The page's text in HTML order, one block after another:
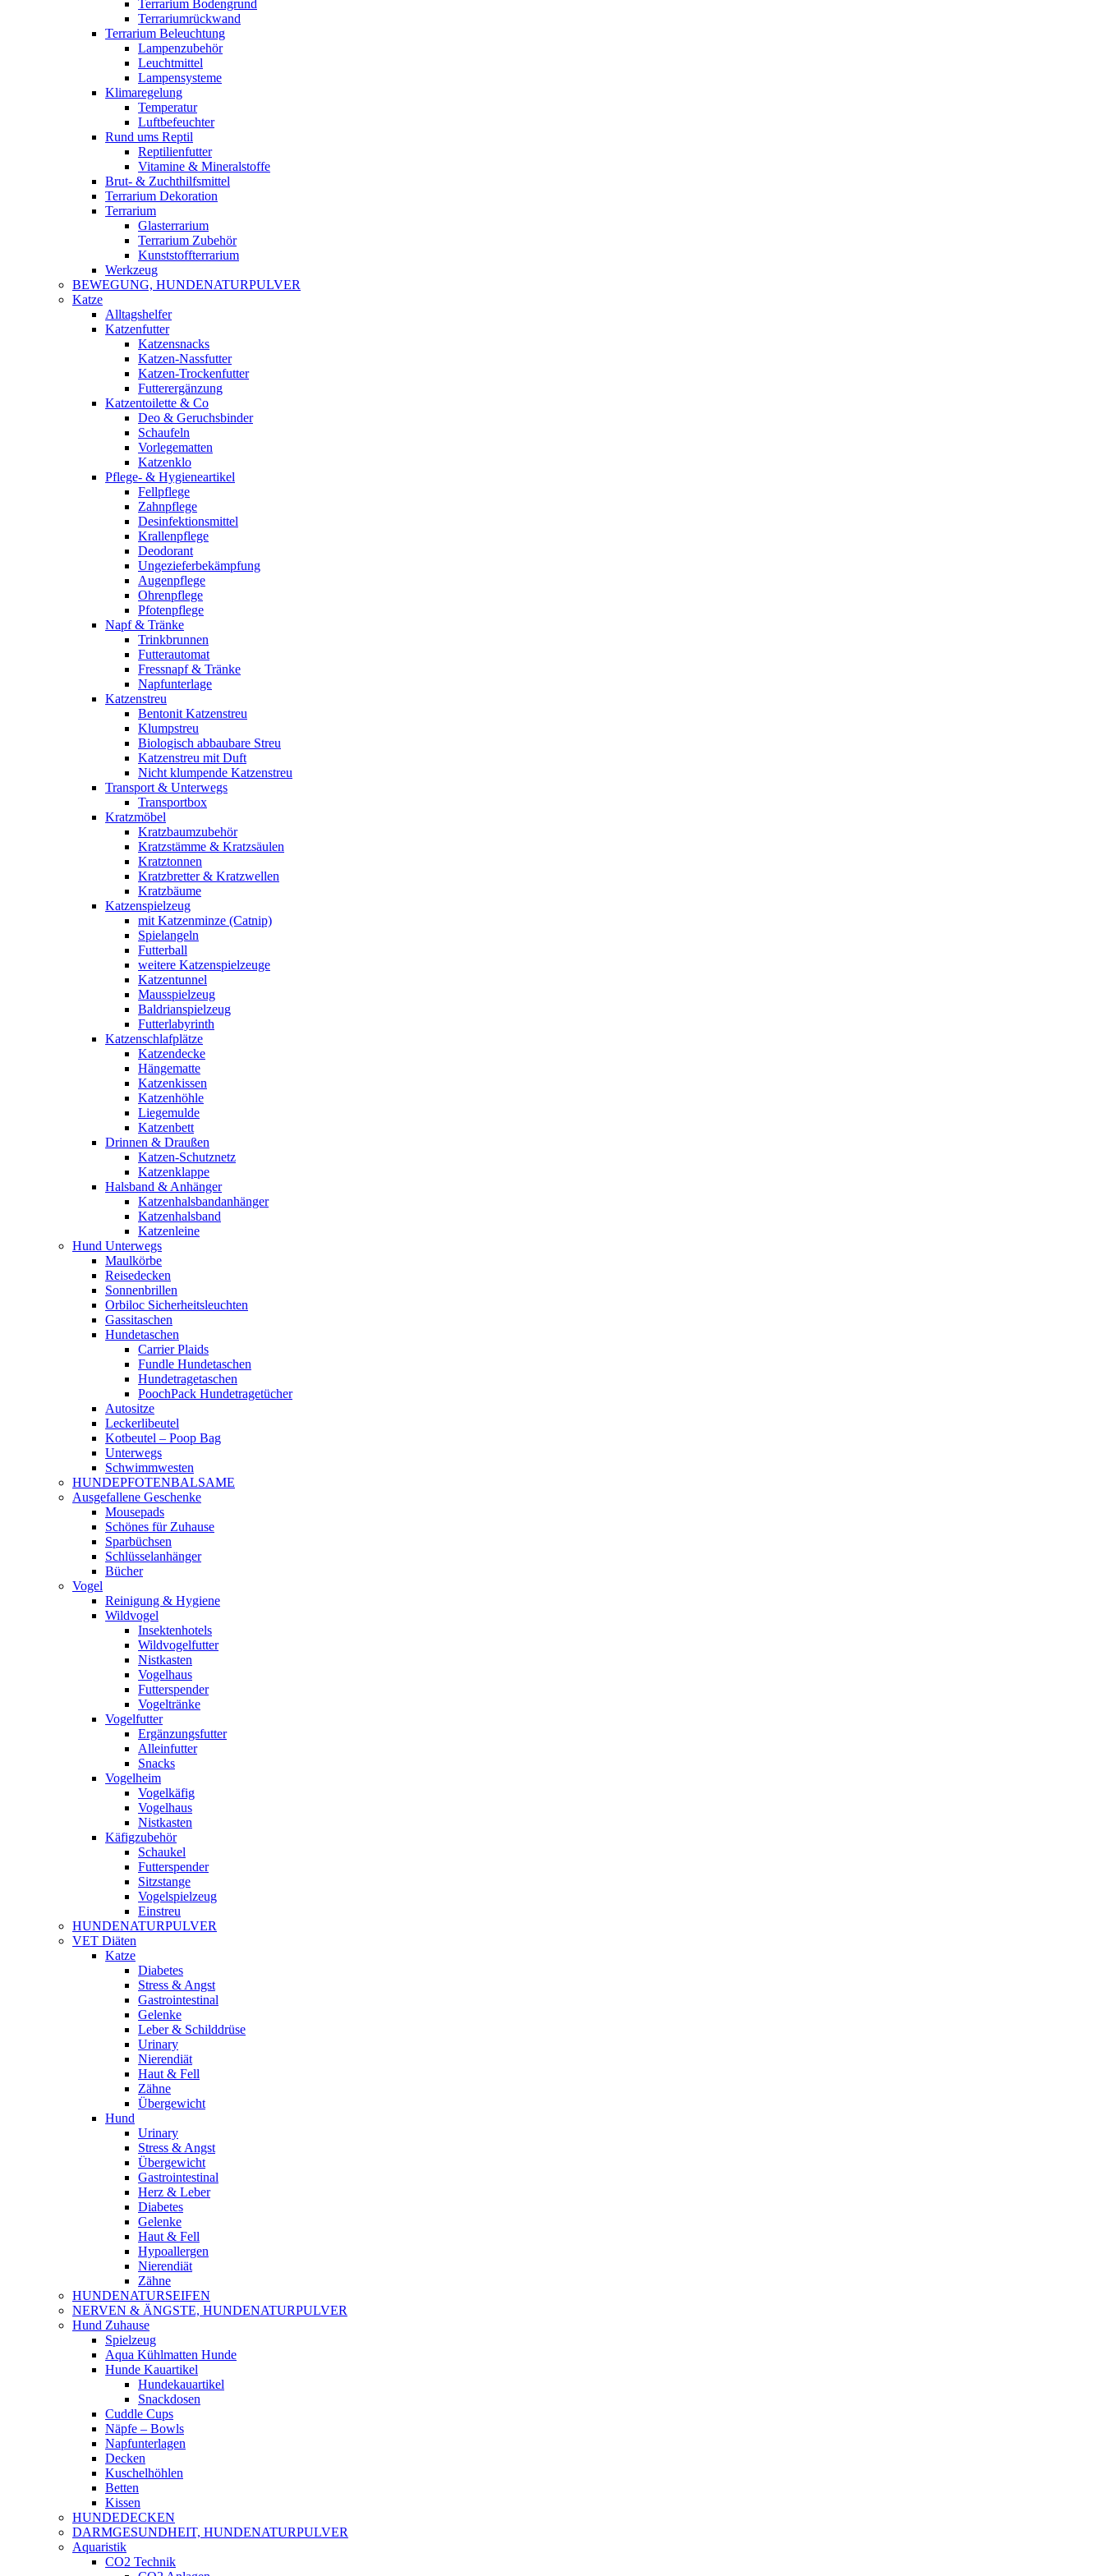
Terrarium Bodengrund
Terrariumrückwand
Terrarium Beleuchtung
Lampenzubehör
Leuchtmittel
Lampensysteme
Klimaregelung
Temperatur
Luftbefeuchter
Rund ums Reptil
Reptilienfutter
Vitamine & Mineralstoffe
Brut- & Zuchthilfsmittel
Terrarium Dekoration
Terrarium
Glasterrarium
Terrarium Zubehör
Kunststoffterrarium
Werkzeug
BEWEGUNG, HUNDENATURPULVER
Katze
Alltagshelfer
Katzenfutter
Katzensnacks
Katzen-Nassfutter
Katzen-Trockenfutter
Futterergänzung
Katzentoilette & Co
Deo & Geruchsbinder
Schaufeln
Vorlegematten
Katzenklo
Pflege- & Hygieneartikel
Fellpflege
Zahnpflege
Desinfektionsmittel
Krallenpflege
Deodorant
Ungezieferbekämpfung
Augenpflege
Ohrenpflege
Pfotenpflege
Napf & Tränke
Trinkbrunnen
Futterautomat
Fressnapf & Tränke
Napfunterlage
Katzenstreu
Bentonit Katzenstreu
Klumpstreu
Biologisch abbaubare Streu
Katzenstreu mit Duft
Nicht klumpende Katzenstreu
Transport & Unterwegs
Transportbox
Kratzmöbel
Kratzbaumzubehör
Kratzstämme & Kratzsäulen
Kratztonnen
Kratzbretter & Kratzwellen
Kratzbäume
Katzenspielzeug
mit Katzenminze (Catnip)
Spielangeln
Futterball
weitere Katzenspielzeuge
Katzentunnel
Mausspielzeug
Baldrianspielzeug
Futterlabyrinth
Katzenschlafplätze
Katzendecke
Hängematte
Katzenkissen
Katzenhöhle
Liegemulde
Katzenbett
Drinnen & Draußen
Katzen-Schutznetz
Katzenklappe
Halsband & Anhänger
Katzenhalsbandanhänger
Katzenhalsband
Katzenleine
Hund Unterwegs
Maulkörbe
Reisedecken
Sonnenbrillen
Orbiloc Sicherheitsleuchten
Gassitaschen
Hundetaschen
Carrier Plaids
Fundle Hundetaschen
Hundetragetaschen
PoochPack Hundetragetücher
Autositze
Leckerlibeutel
Kotbeutel – Poop Bag
Unterwegs
Schwimmwesten
HUNDEPFOTENBALSAME
Ausgefallene Geschenke
Mousepads
Schönes für Zuhause
Sparbüchsen
Schlüsselanhänger
Bücher
Vogel
Reinigung & Hygiene
Wildvogel
Insektenhotels
Wildvogelfutter
Nistkasten
Vogelhaus
Futterspender
Vogeltränke
Vogelfutter
Ergänzungsfutter
Alleinfutter
Snacks
Vogelheim
Vogelkäfig
Vogelhaus
Nistkasten
Käfigzubehör
Schaukel
Futterspender
Sitzstange
Vogelspielzeug
Einstreu
HUNDENATURPULVER
VET Diäten
Katze
Diabetes
Stress & Angst
Gastrointestinal
Gelenke
Leber & Schilddrüse
Urinary
Nierendiät
Haut & Fell
Zähne
Übergewicht
Hund
Urinary
Stress & Angst
Übergewicht
Gastrointestinal
Herz & Leber
Diabetes
Gelenke
Haut & Fell
Hypoallergen
Nierendiät
Zähne
HUNDENATURSEIFEN
NERVEN & ÄNGSTE, HUNDENATURPULVER
Hund Zuhause
Spielzeug
Aqua Kühlmatten Hunde
Hunde Kauartikel
Hundekauartikel
Snackdosen
Cuddle Cups
Näpfe – Bowls
Napfunterlagen
Decken
Kuschelhöhlen
Betten
Kissen
HUNDEDECKEN
DARMGESUNDHEIT, HUNDENATURPULVER
Aquaristik
CO2 Technik